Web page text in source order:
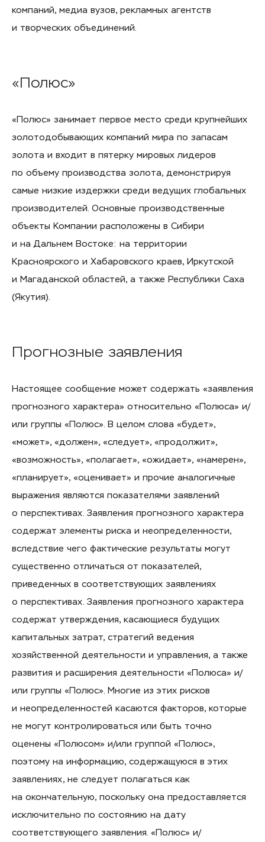
компаний, медиа вузов, рекламных агентств
и творческих объединений.
«Полюс»
«Полюс» занимает первое место среди крупнейших
золотодобывающих компаний мира по запасам
золота и входит в пятерку мировых лидеров
по объему производства золота, демонстрируя
самые низкие издержки среди ведущих глобальных
производителей. Основные производственные
объекты Компании расположены в Сибири
и на Дальнем Востоке: на территории
Красноярского и Хабаровского краев, Иркутской
и Магаданской областей, а также Республики Саха
(Якутия).
Прогнозные заявления
Настоящее сообщение может содержать «заявления
прогнозного характера» относительно «Полюса» и/
или группы «Полюс». В целом слова «будет»,
«может», «должен», «следует», «продолжит»,
«возможность», «полагает», «ожидает», «намерен»,
«планирует», «оценивает» и прочие аналогичные
выражения являются показателями заявлений
о перспективах. Заявления прогнозного характера
содержат элементы риска и неопределенности,
вследствие чего фактические результаты могут
существенно отличаться от показателей,
приведенных в соответствующих заявлениях
о перспективах. Заявления прогнозного характера
содержат утверждения, касающиеся будущих
капитальных затрат, стратегий ведения
хозяйственной деятельности и управления, а также
развития и расширения деятельности «Полюса» и/
или группы «Полюс». Многие из этих рисков
и неопределенностей касаются факторов, которые
не могут контролироваться или быть точно
оценены «Полюсом» и/или группой «Полюс»,
поэтому на информацию, содержащуюся в этих
заявлениях, не следует полагаться как
на окончательную, поскольку она предоставляется
исключительно по состоянию на дату
соответствующего заявления. «Полюс» и/